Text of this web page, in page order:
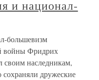
и национал-
большевизм
войны Фридрих
своим наследникам,
дружеские